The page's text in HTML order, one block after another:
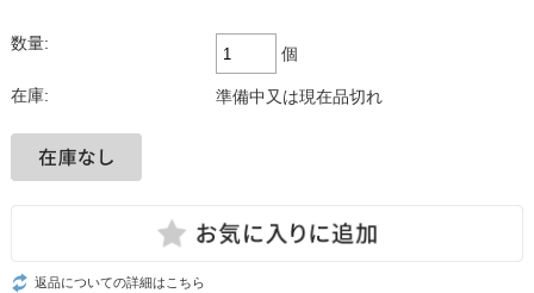
数量:
個
在庫: 準備中又は現在品切れ
返品についての詳細はこちら